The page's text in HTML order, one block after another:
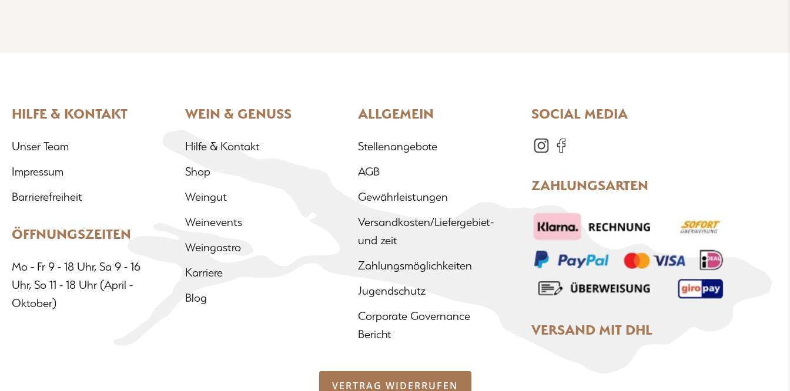
HILFE & KONTAKT
Unser Team
Impressum
Barrierefreiheit
ÖFFNUNGSZEITEN
Mo - Fr 9 - 18 Uhr, Sa 9 - 16
Uhr, So 11 - 18 Uhr (April -
Oktober)
WEIN & GENUSS
Hilfe & Kontakt
Shop
Weingut
Weinevents
Weingastro
Karriere
Blog
ALLGEMEIN
Stellenangebote
AGB
Gewährleistungen
Versandkosten/Liefergebiet-
und zeit
Zahlungsmöglichkeiten
Jugendschutz
Corporate Governance
Bericht
SOCIAL MEDIA
ZAHLUNGSARTEN
VERSAND MIT DHL
VERTRAG WIDERRUFEN